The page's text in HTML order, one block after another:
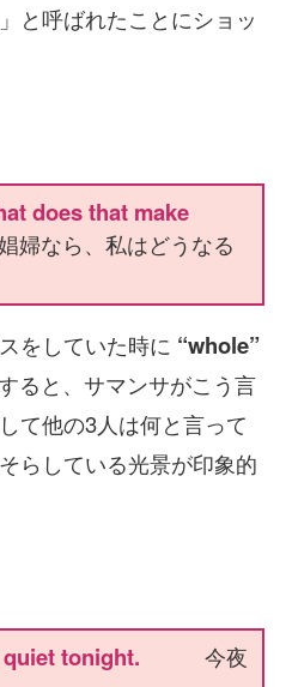
と呼ばれたことにショッ
does that make
婦なら、私はどうなる
をしていた時に “whole”
ると、サマンサがこう言
て他の3人は何と言って
らしている光景が印象的
tonight.
今夜